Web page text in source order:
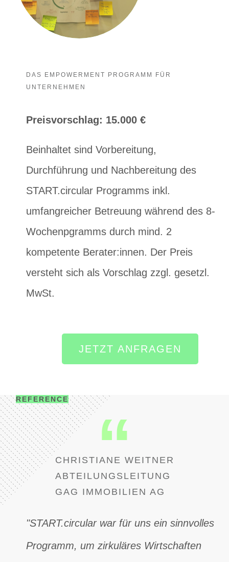
DAS EMPOWERMENT PROGRAMM FÜR
UNTERNEHMEN
Preisvorschlag: 15.000 €
Beinhaltet sind Vorbereitung,
Durchführung und Nachbereitung des
START.circular Programms inkl.
umfangreicher Betreuung während des 8-
Wochenpgramms durch mind. 2
kompetente Berater:innen. Der Preis
versteht sich als Vorschlag zzgl. gesetzl.
MwSt.
JETZT ANFRAGEN
REFERENCE
“
CHRISTIANE WEITNER
ABTEILUNGSLEITUNG
GAG IMMOBILIEN AG
"START.circular war für uns ein sinnvolles
Programm, um zirkuläres Wirtschaften